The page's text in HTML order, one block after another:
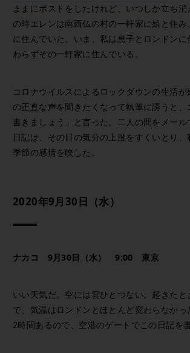
ままにポストをしたけれど、いつしか立ち
の時エレンは南西仏の村の一軒家に娘と住み
に住んでいた。いま、私は息子とロンドン
わらずその一軒家に住んでいる。
コロナウイルスによるロックダウンの生活
の正直な声を聞きたくなって執筆に誘うと、
書きましょう」と言った。二人の間をメール
日記は、その日の気分の上澄をすくいとり、
季節の感情を映した。
2020年9月30日（水）
ナカコ 9月30日（水） 9:00 東京
いい天気だ。空には雲ひとつない。起きた
で、気温はロンドンとほとんど変わらなか
2時間あるので、空港のゲートでこの日記を